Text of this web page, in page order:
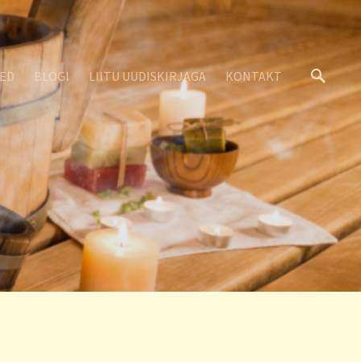
BLOGI LIITU UUDISKIRJAGA KONTAKT